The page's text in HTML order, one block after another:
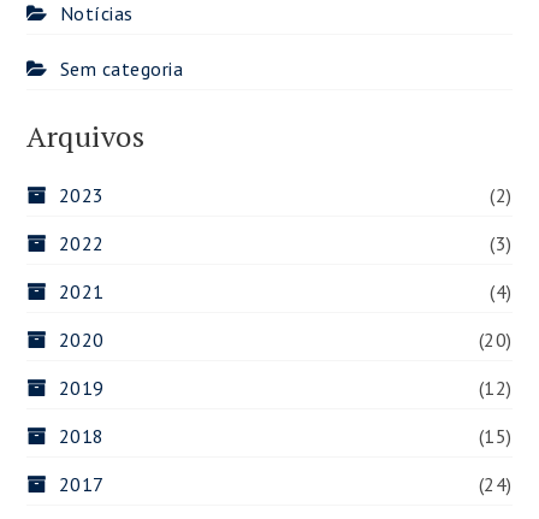
Notícias
Sem categoria
Arquivos
2023
(2)
2022
(3)
2021
(4)
2020
(20)
2019
(12)
2018
(15)
2017
(24)